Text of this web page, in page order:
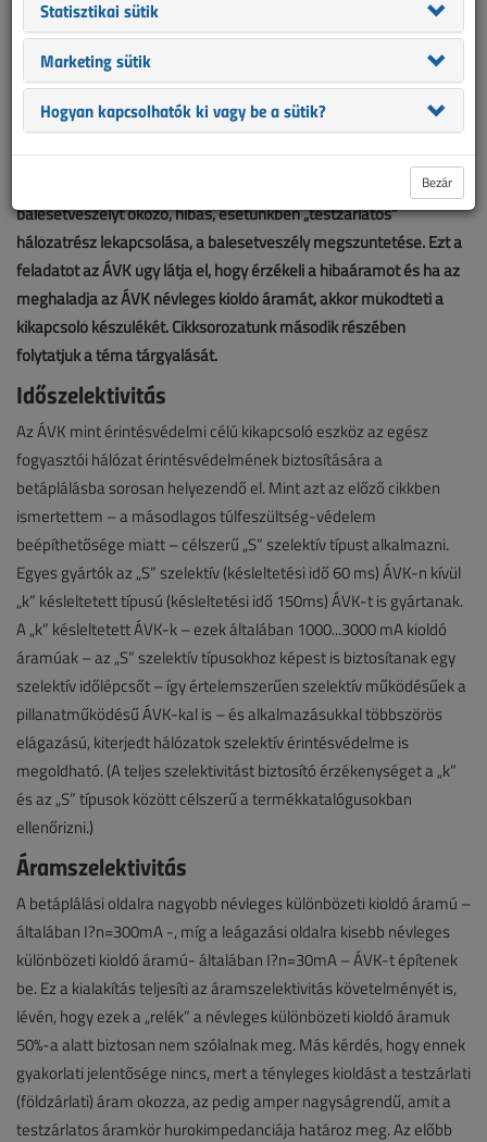
Az áram-védőkapcsoló elsőleges alkalmazásban a közvetett
balesetveszélyt okozó, hibás, esetünkben „testzárlatos”
hálózatrész lekapcsolása, a balesetveszély megszüntetése. Ezt a
feladatot az ÁVK úgy látja el, hogy érzékeli a hibaáramot és ha az
meghaladja az ÁVK névleges kioldó áramát, akkor működteti a
kikapcsoló készülékét. Cikksorozatunk második részében
folytatjuk a téma tárgyalását.
Időszelektivitás
Az ÁVK mint érintésvédelmi célú kikapcsoló eszköz az egész
fogyasztói hálózat érintésvédelmének biztosítására a
betáplálásba sorosan helyezendő el. Mint azt az előző cikkben
ismertettem – a másodlagos túlfeszültség-védelem
beépíthetősége miatt – célszerű „S” szelektív típust alkalmazni.
Egyes gyártók az „S” szelektív (késleltetési idő 60 ms) ÁVK-n kívül
„k” késleltetett típusú (késleltetési idő 150ms) ÁVK-t is gyártanak.
A „k” késleltetett ÁVK-k – ezek általában 1000...3000 mA kioldó
áramúak – az „S” szelektív típusokhoz képest is biztosítanak egy
szelektív időlépcsőt – így értelemszerűen szelektív működésűek a
pillanatműködésű ÁVK-kal is – és alkalmazásukkal többszörös
elágazású, kiterjedt hálózatok szelektív érintésvédelme is
megoldható. (A teljes szelektivitást biztosító érzékenységet a „k”
és az „S” típusok között célszerű a termékkatalógusokban
ellenőrizni.)
Áramszelektivitás
A betáplálási oldalra nagyobb névleges különbözeti kioldó áramú –
általában I?n=300mA -, míg a leágazási oldalra kisebb névleges
különbözeti kioldó áramú- általában I?n=30mA – ÁVK-t építenek
be. Ez a kialakítás teljesíti az áramszelektivitás követelményét is,
lévén, hogy ezek a „relék” a névleges különbözeti kioldó áramuk
50%-a alatt biztosan nem szólalnak meg. Más kérdés, hogy ennek
gyakorlati jelentősége nincs, mert a tényleges kioldást a testzárlati
(földzárlati) áram okozza, az pedig amper nagyságrendű, amit a
testzárlatos áramkör hurokimpedanciája határoz meg. Az előbb
Statisztikai sütik
Marketing sütik
Hogyan kapcsolhatók ki vagy be a sütik?
Bezár